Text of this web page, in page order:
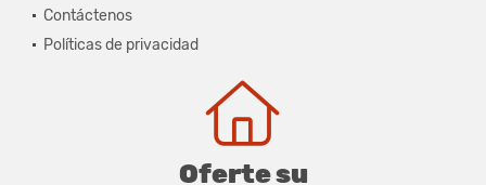
Contáctenos
Políticas de privacidad
Oferte su